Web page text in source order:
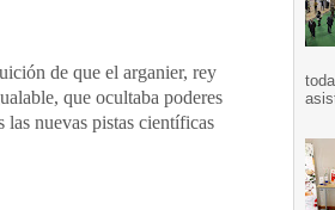
de que el arganier, rey
que ocultaba poderes
nuevas pistas científicas